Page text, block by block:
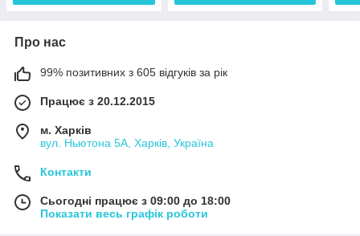
Про нас
99% позитивних з 605 відгуків за рік
Працює з 20.12.2015
м. Харків
вул. Ньютона 5А, Харків, Україна
Контакти
Сьогодні працює з 09:00 до 18:00
Показати весь графік роботи